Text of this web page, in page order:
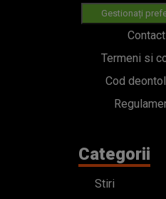
Gestionați
Contact
Termeni si
Cod
Categorii
Stiri